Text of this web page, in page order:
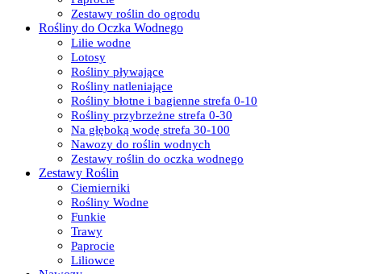
Zestawy roślin do ogrodu
Rośliny do Oczka Wodnego
Lilie wodne
Lotosy
Rośliny pływające
Rośliny natleniające
Rośliny błotne i bagienne strefa 0-10
Rośliny przybrzeżne strefa 0-30
Na głęboką wodę strefa 30-100
Nawozy do roślin wodnych
Zestawy roślin do oczka wodnego
Zestawy Roślin
Ciemierniki
Rośliny Wodne
Funkie
Trawy
Paprocie
Liliowce